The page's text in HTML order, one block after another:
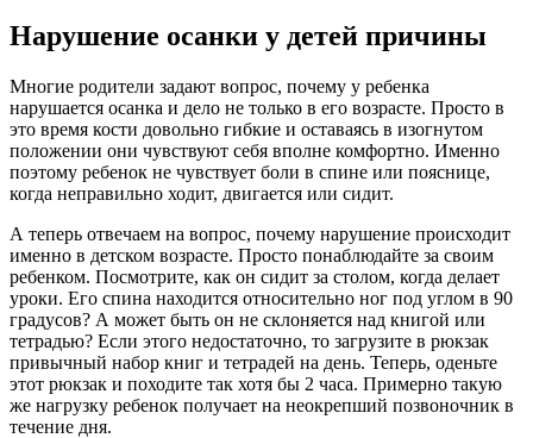
Нарушение осанки у детей причины
Многие родители задают вопрос, почему у ребенка
нарушается осанка и дело не только в его возрасте. Просто в
это время кости довольно гибкие и оставаясь в изогнутом
положении они чувствуют себя вполне комфортно. Именно
поэтому ребенок не чувствует боли в спине или пояснице,
когда неправильно ходит, двигается или сидит.
А теперь отвечаем на вопрос, почему нарушение происходит
именно в детском возрасте. Просто понаблюдайте за своим
ребенком. Посмотрите, как он сидит за столом, когда делает
уроки. Его спина находится относительно ног под углом в 90
градусов? А может быть он не склоняется над книгой или
тетрадью? Если этого недостаточно, то загрузите в рюкзак
привычный набор книг и тетрадей на день. Теперь, оденьте
этот рюкзак и походите так хотя бы 2 часа. Примерно такую
же нагрузку ребенок получает на неокрепший позвоночник в
течение дня.